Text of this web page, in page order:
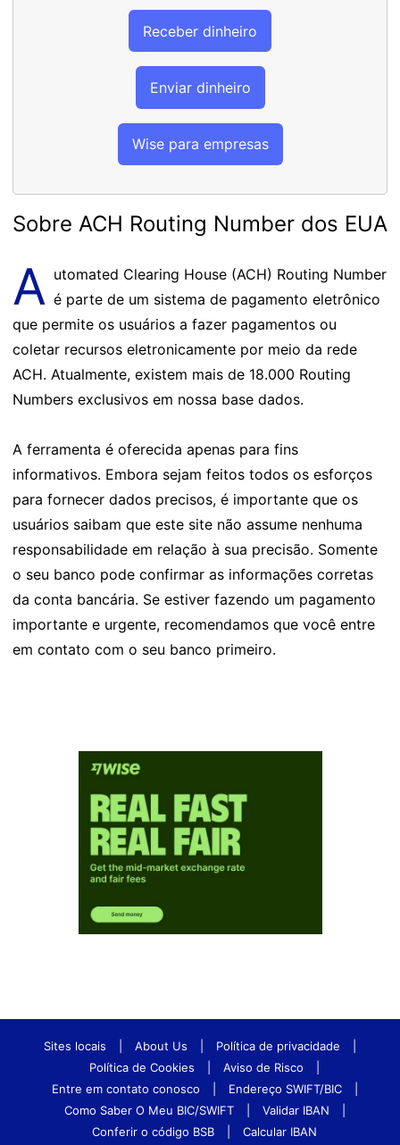
Receber dinheiro
Enviar dinheiro
Wise para empresas
Sobre ACH Routing Number dos EUA
A utomated Clearing House (ACH) Routing Number
é parte de um sistema de pagamento eletrônico
que permite os usuários a fazer pagamentos ou
coletar recursos eletronicamente por meio da rede
ACH. Atualmente, existem mais de 18.000 Routing
Numbers exclusivos em nossa base dados.
A ferramenta é oferecida apenas para fins
informativos. Embora sejam feitos todos os esforços
para fornecer dados precisos, é importante que os
usuários saibam que este site não assume nenhuma
responsabilidade em relação à sua precisão. Somente
o seu banco pode confirmar as informações corretas
da conta bancária. Se estiver fazendo um pagamento
importante e urgente, recomendamos que você entre
em contato com o seu banco primeiro.
Sites locais About Us Política de privacidade
Política de Cookies
Aviso de Risco
Entre em contato conosco
Endereço SWIFT/BIC
Como Saber O Meu BIC/SWIFT
Validar IBAN
Conferir o código BSB
Calcular IBAN